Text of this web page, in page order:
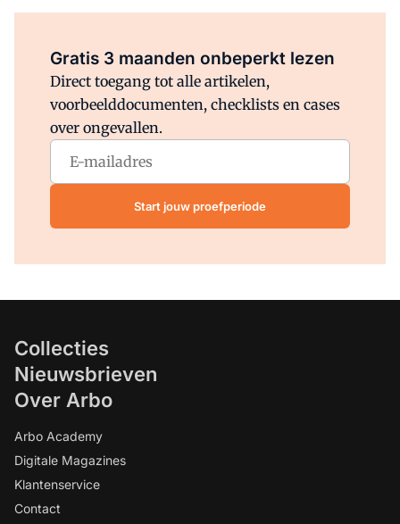
Gratis 3 maanden onbeperkt lezen
Direct toegang tot alle artikelen,
voorbeelddocumenten, checklists en cases
over ongevallen.
Start jouw proefperiode
Collecties
Nieuwsbrieven
Over Arbo
Arbo Academy
Digitale Magazines
Klantenservice
Contact